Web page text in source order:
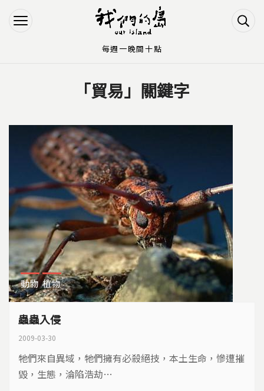
Jump to Navigation
Jump to Main content
「貿易」關鍵字
動物 植物
蟲蟲入侵
2009-03-30
牠們來自異域，牠們擁有必殺絕技，本土生命，慘遭摧
毀，生態，淪陷浩劫…
每週一晚間十點